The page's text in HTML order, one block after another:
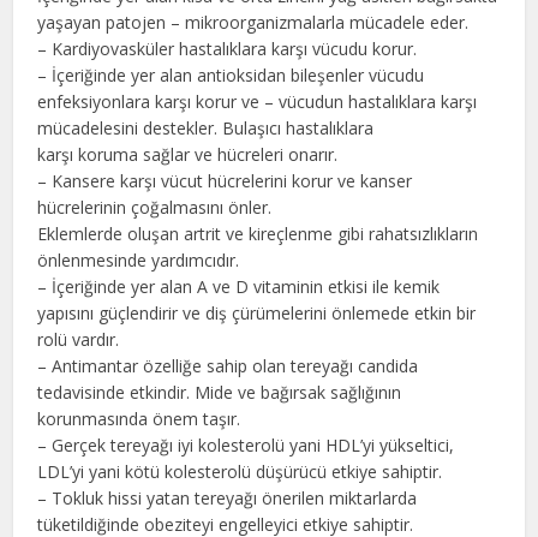
yaşayan patojen – mikroorganizmalarla mücadele eder.
– Kardiyovasküler hastalıklara karşı vücudu korur.
– İçeriğinde yer alan antioksidan bileşenler vücudu
enfeksiyonlara karşı korur ve – vücudun hastalıklara karşı
mücadelesini destekler. Bulaşıcı hastalıklara
karşı koruma sağlar ve hücreleri onarır.
– Kansere karşı vücut hücrelerini korur ve kanser
hücrelerinin çoğalmasını önler.
Eklemlerde oluşan artrit ve kireçlenme gibi rahatsızlıkların
önlenmesinde yardımcıdır.
– İçeriğinde yer alan A ve D vitaminin etkisi ile kemik
yapısını güçlendirir ve diş çürümelerini önlemede etkin bir
rolü vardır.
– Antimantar özelliğe sahip olan tereyağı candida
tedavisinde etkindir. Mide ve bağırsak sağlığının
korunmasında önem taşır.
– Gerçek tereyağı iyi kolesterolü yani HDL’yi yükseltici,
LDL’yi yani kötü kolesterolü düşürücü etkiye sahiptir.
– Tokluk hissi yatan tereyağı önerilen miktarlarda
tüketildiğinde obeziteyi engelleyici etkiye sahiptir.